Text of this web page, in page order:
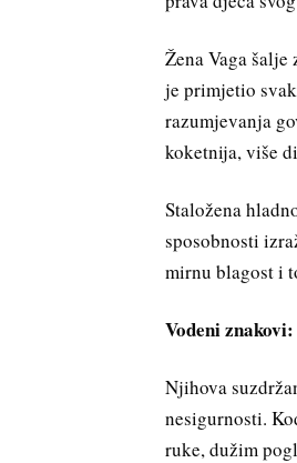
Žena Vaga
je primjetio
razumjevanja
koketnija, više
Staložena
sposobnosti
mirnu blagost i
Vodeni
Njihova
nesigurnosti.
ruke, dužim